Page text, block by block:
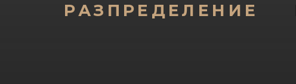
РАЗПРЕДЕЛЕНИЕ